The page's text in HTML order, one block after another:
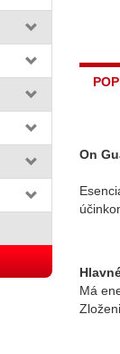
On
Má